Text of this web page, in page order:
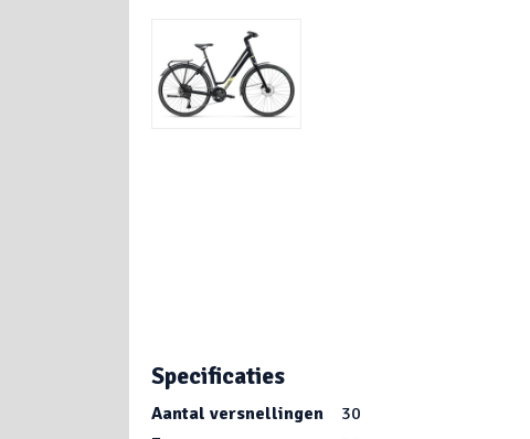
Specificaties
Aantal versnellingen
30